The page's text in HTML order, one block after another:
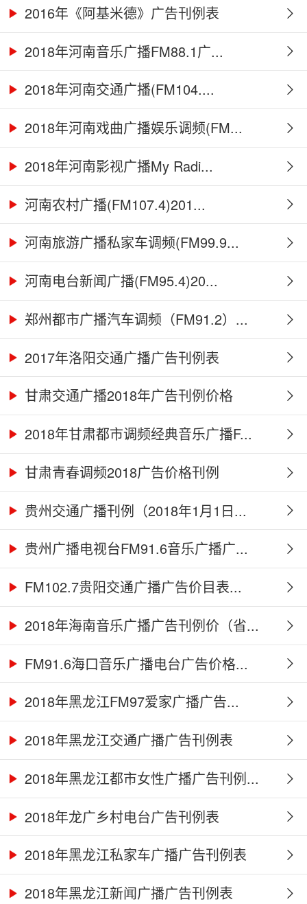
2016年《阿基米德》广告刊例表
2018年河南音乐广播FM88.1广...
2018年河南交通广播(FM104....
2018年河南戏曲广播娱乐调频(FM...
2018年河南影视广播My Radi...
河南农村广播(FM107.4)201...
河南旅游广播私家车调频(FM99.9...
河南电台新闻广播(FM95.4)20...
郑州都市广播汽车调频（FM91.2）...
2017年洛阳交通广播广告刊例表
甘肃交通广播2018年广告刊例价格
2018年甘肃都市调频经典音乐广播F...
甘肃青春调频2018广告价格刊例
贵州交通广播刊例（2018年1月1日...
贵州广播电视台FM91.6音乐广播广...
FM102.7贵阳交通广播广告价目表...
2018年海南音乐广播广告刊例价（省...
FM91.6海口音乐广播电台广告价格...
2018年黑龙江FM97爱家广播广告...
2018年黑龙江交通广播广告刊例表
2018年黑龙江都市女性广播广告刊例...
2018年龙广乡村电台广告刊例表
2018年黑龙江私家车广播广告刊例表
2018年黑龙江新闻广播广告刊例表